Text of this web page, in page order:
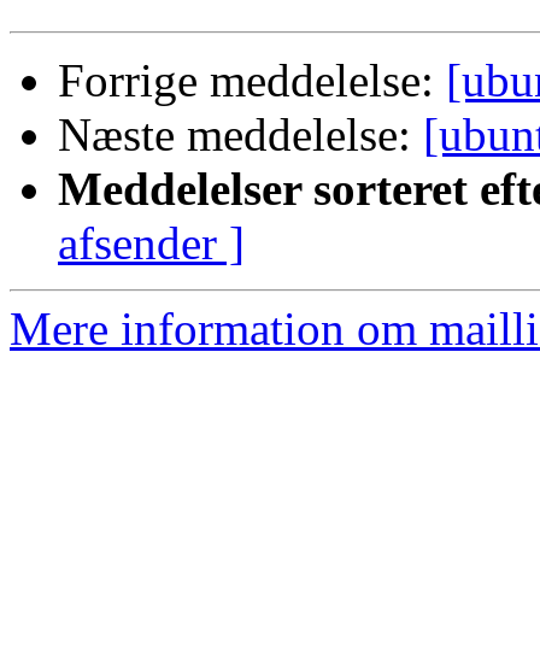
Forrige meddelelse:
Næste meddelelse:
Meddelelser sorteret
afsender ]
Mere information om